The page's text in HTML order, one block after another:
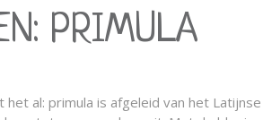
PRIMULA
al: primula is afgeleid van het Latijnse